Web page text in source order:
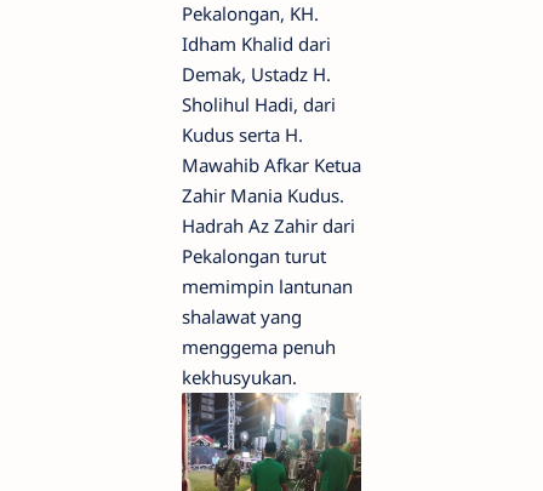
Pekalongan, KH.
Idham Khalid dari
Demak, Ustadz H.
Sholihul Hadi, dari
Kudus serta H.
Mawahib Afkar Ketua
Zahir Mania Kudus.
Hadrah Az Zahir dari
Pekalongan turut
memimpin lantunan
shalawat yang
menggema penuh
kekhusyukan.